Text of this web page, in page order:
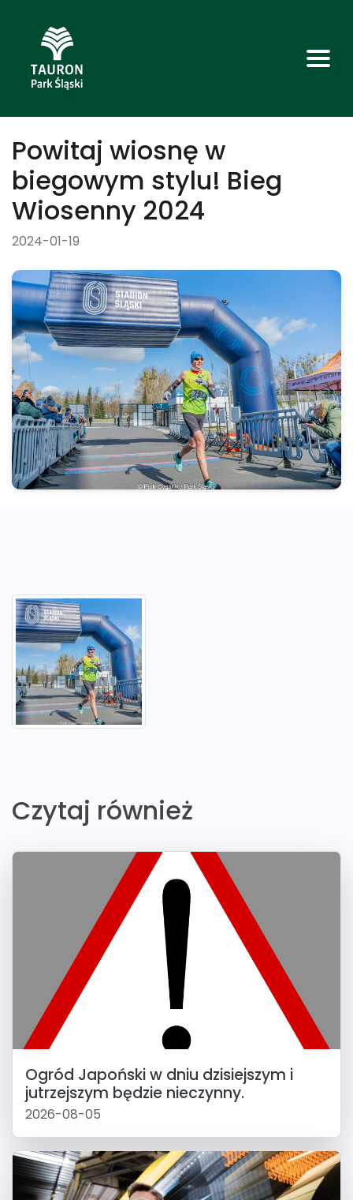
Powitaj wiosnę w
biegowym stylu! Bieg
Wiosenny 2024
2024-01-19
Czytaj również
Ogród Japoński w dniu dzisiejszym i
jutrzejszym będzie nieczynny.
2026-08-05